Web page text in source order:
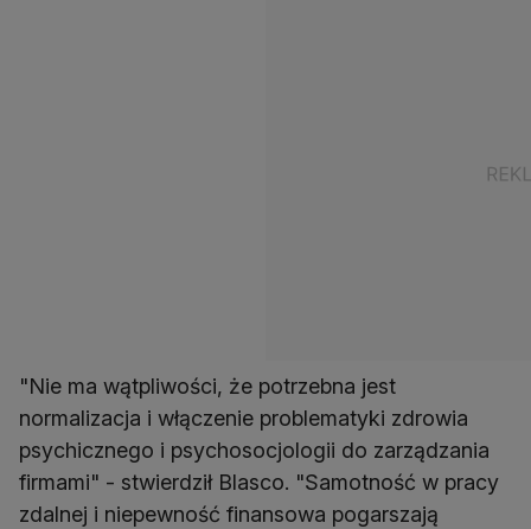
"Nie ma wątpliwości, że potrzebna jest
normalizacja i włączenie problematyki zdrowia
psychicznego i psychosocjologii do zarządzania
firmami" - stwierdził Blasco. "Samotność w pracy
zdalnej i niepewność finansowa pogarszają